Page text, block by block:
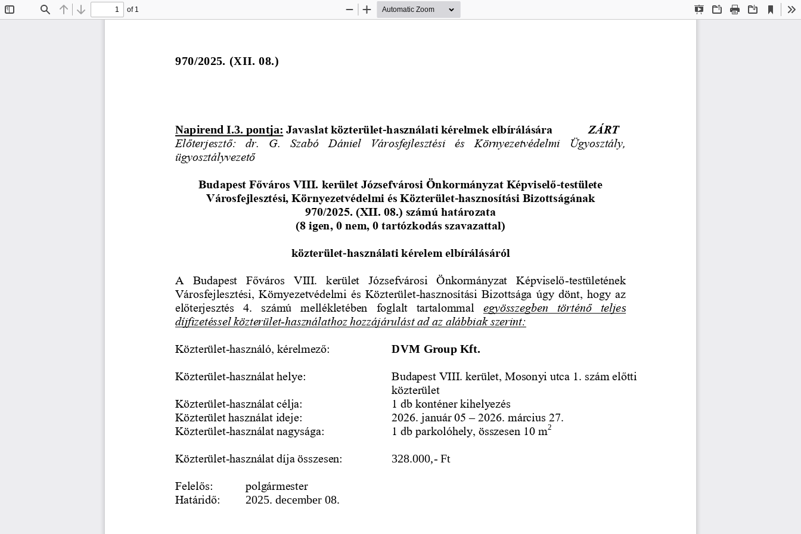
Find Previous
Next
of 1
Presentation
OpenPrint Download
Current
View
Zoom
Zoom
970/2025. (XII. 08.)
Napirend I.3. pontja: Javaslat közterület-használati kérelmek elbírálására
ZÁRT
Előterjesztő:
dr.  G.  Szabó  Dániel  Városfejlesztési  és  Környezetvédelmi  Ügyosztály,
ügyosztályvezető
Budapest Főváros VIII. kerület Józsefvárosi Önkormányzat Képviselő-testülete
Városfejlesztési, Környezetvédelmi és Közterület-hasznosítási Bizottságának
970/2025. (XII. 08.) számú határozata
(8 igen, 0 nem, 0 tartózkodás szavazattal)
közterület-használati kérelem elbírálásáról
A  Budapest  Főváros  VIII.  kerület  Józsefvárosi  Önkormányzat  Képviselő-testületének
Városfejlesztési, Környezetvédelmi és Közterület-hasznosítási Bizottsága úgy dönt, hogy az
előterjesztés  4.  számú  mellékletében  foglalt  tartalommal
egyösszegben  történő  teljes
díjfizetéssel közterület-használathoz hozzájárulást ad az alábbiak szerint:
Közterület-használó, kérelmező:
Közterület-használat helye:
Közterület-használat célja:
Közterület használat ideje:
Közterület-használat nagysága:
Közterület-használat díja összesen:
DVM Group Kft.
Budapest VIII. kerület, Mosonyi utca 1. szám előtti
közterület
1 db konténer kihelyezés
2026. január 05 – 2026. március 27.
1 db parkolóhely, összesen 10 m2
328.000, - Ft
Felelős:
polgármester
Határidő:
2025. december 08.